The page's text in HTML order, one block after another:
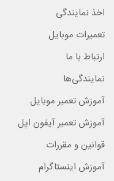
اخذ نمایندگی
تعمیرات موبایل
ارتباط با ما
نمایندگی‌ها
آموزش تعمیر موبایل
آموزش تعمیر آیفون اپل
قوانین و مقررات
آموزش اینستاگرام